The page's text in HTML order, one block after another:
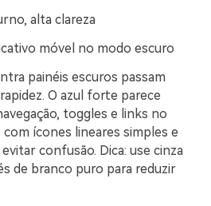
alta clareza
móvel no modo escuro
painéis escuros passam
O azul forte parece
toggles e links no
ícones lineares simples e
confusão. Dica: use cinza
de branco puro para reduzir